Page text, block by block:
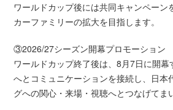
ワールドカップ後には共同キャンペーン
カーファミリーの拡大を目指します。
③2026/27シーズン開幕プロモーション
ワールドカップ終了後は、8月7日に開
へとコミュニケーションを接続し、日本
グへの関心・来場・視聴へとつなげてま